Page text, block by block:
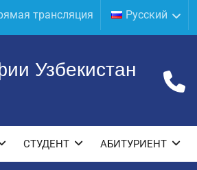
трансляция Русский
Узбекистан
СТУДЕНТ АБИТУРИЕНТ